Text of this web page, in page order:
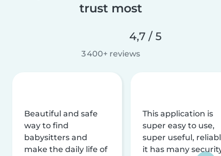
trust most
4,7 / 5
3 400+ reviews
Beautiful and safe
way to find
babysitters and
make the daily life of
This application is
super easy to use,
super useful,
it has many